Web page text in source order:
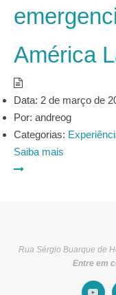
América
Data: 2 de março de
Por: andreog
Categorias:
Saiba mais
Rua Sérgio Buarque de
Entre em